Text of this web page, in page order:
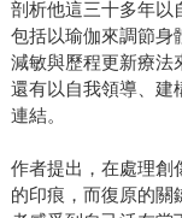
剖析他這三十多年以
包括以瑜伽來調節身
減敏與歷程更新療法
還有以自我領導、建
連結。
作者提出，在處理創
的印痕，而復原的關